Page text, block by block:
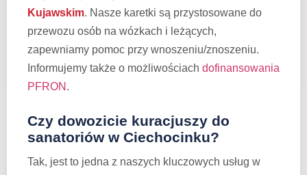
Kujawskim. Nasze karetki są przystosowane do
przewozu osób na wózkach i leżących,
zapewniamy pomoc przy wnoszeniu/znoszeniu.
Informujemy także o możliwościach dofinansowania
PFRON .
Czy dowozicie kuracjuszy do
sanatoriów w Ciechocinku?
Tak, jest to jedna z naszych kluczowych usług w